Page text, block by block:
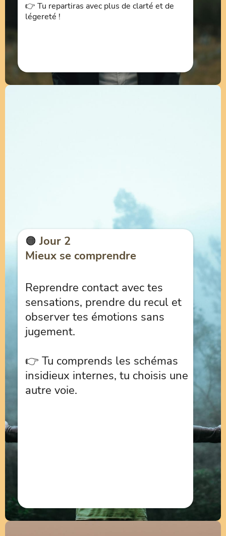
👉 Tu repartiras avec plus de clarté et de
légereté !
🟠Jour 2
Mieux se comprendre
Reprendre contact avec tes
sensations, prendre du recul et
observer tes émotions sans
jugement.
👉 Tu comprends les schémas
insidieux internes, tu choisis une
autre voie.